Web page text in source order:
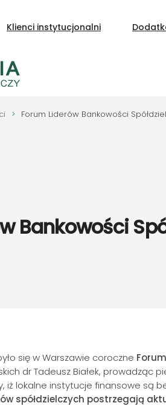
Klienci instytucjonalni
Forum Liderów Bankowości
Bankowości
się w Warszawie coroczne
dr Tadeusz Białek,
iż lokalne instytucje finansowe
spółdzielczych postrzegają